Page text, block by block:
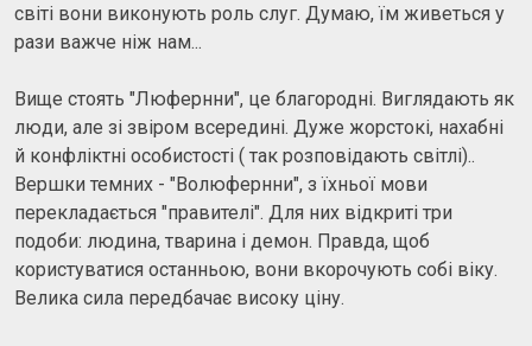
світі вони виконують роль слуг. Думаю, їм живеться у
рази важче ніж нам...
Вище стоять "Люфернни", це благородні. Виглядають як
люди, але зі звіром всередині. Дуже жорстокі, нахабні
й конфліктні особистості ( так розповідають світлі)..
Вершки темних - "Волюфернни", з їхньої мови
перекладається "правителі". Для них відкриті три
подоби: людина, тварина і демон. Правда, щоб
користуватися останньою, вони вкорочують собі віку.
Велика сила передбачає високу ціну.